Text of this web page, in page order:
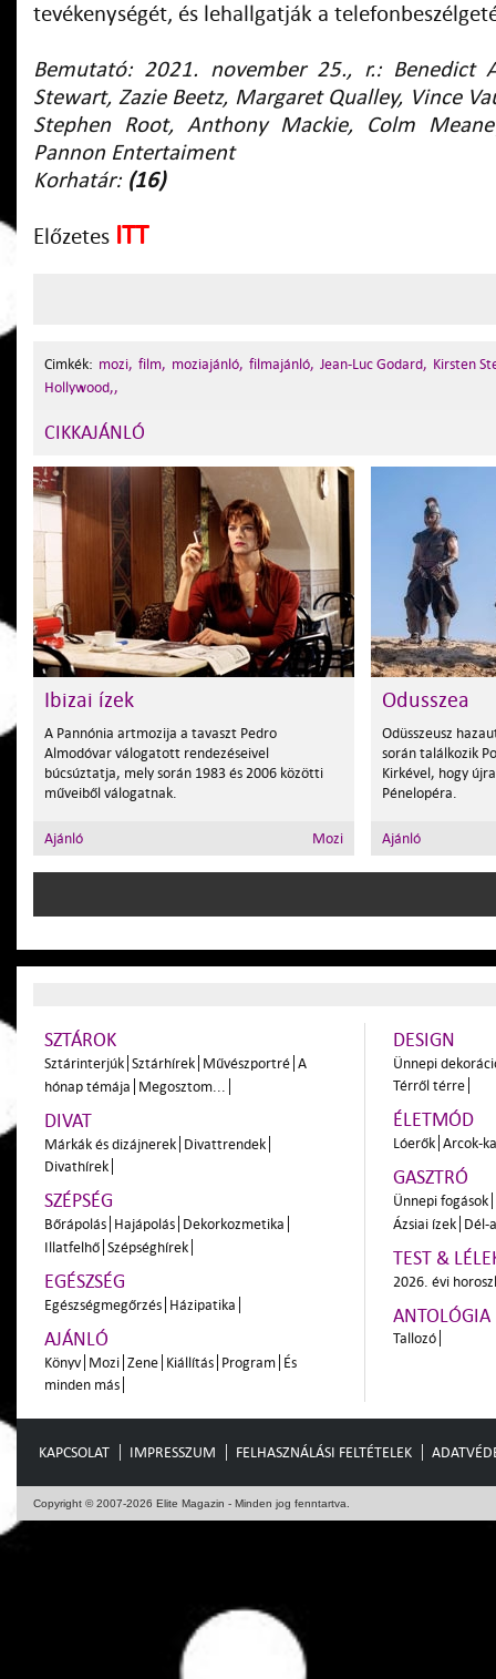
tevékenységét, és lehallgatják a
Bemutató: 2021. november 25., r.: Benedict
Stewart, Zazie Beetz, Margaret Qualley, Vince
Stephen Root, Anthony Mackie, Colm
Pannon Entertaiment
Korhatár: (16)
Előzetes ITT
Cimkék: mozi, film, moziajánló, filmajánló, Jean-Luc Godard, Kirsten
Hollywood,,
CIKKAJÁNLÓ
Ibizai ízek
A Pannónia artmozija a tavaszt Pedro
Almodóvar válogatott rendezéseivel
búcsúztatja, mely során 1983 és 2006 közötti
műveiből válogatnak.
Ajánló Mozi
Odusszea
Odüsszeusz
során találkozik
Kirkével, hogy
Pénelopéra.
Ajánló
SZTÁROK
Sztárinterjúk Sztárhírek Művészportré A
hónap témája Megosztom...
DIVAT
Márkák és dizájnerek Divattrendek
Divathírek
SZÉPSÉG
Bőrápolás Hajápolás Dekorkozmetika
Illatfelhő Szépséghírek
EGÉSZSÉG
Egészségmegőrzés Házipatika
AJÁNLÓ
Könyv Mozi Zene Kiállítás Program És
minden más
DESIGN
Ünnepi
Térről térre
ÉLETMÓD
Lóerők Arcok-
GASZTRÓ
Ünnepi fogások
Ázsiai ízek Dél-
TEST &
2026. évi
ANTOLÓGIA
Tallozó
KAPCSOLAT IMPRESSZUM FELHASZNÁLÁSI FELTÉTELEK
Copyright © 2007-2026 Elite Magazin - Minden jog fenntartva.